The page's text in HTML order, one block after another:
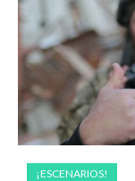
¡ESCENARIOS!